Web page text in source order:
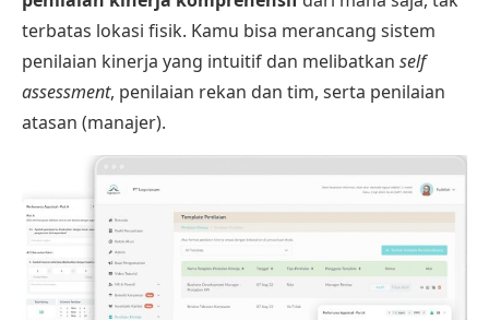
terbatas lokasi fisik. Kamu bisa merancang sistem
penilaian kinerja yang intuitif dan melibatkan self
assessment, penilaian rekan dan tim, serta penilaian
atasan (manajer).